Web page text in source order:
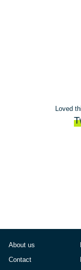
Loved
About us
Contact